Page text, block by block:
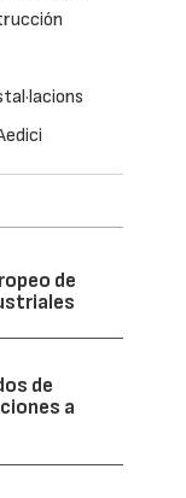
de
de
a